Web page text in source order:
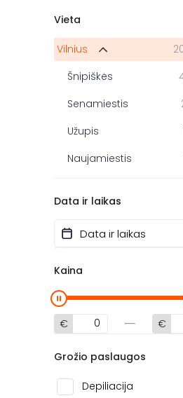
7 naktys
Vieta
Vilnius
Šnipiškės
Senamiestis
Užupis
Naujamiestis
Pilaitė
Santariškės
Justiniškės
Pašilaičiai
Rasos
Fabijoniškės
Data ir laikas
Kaina
€ €
Grožio paslaugos
Depiliacija